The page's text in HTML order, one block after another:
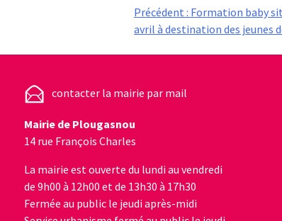
Navigation
de
l’article
Précédent : Formation baby
avril à destination des jeunes
contacter la mairie par mail
Mairie de Plougasnou
14 rue François Charles
La mairie est ouverte du lundi au vendredi
de 9h00 à 12h00 et de 13h30 à 17h30
Fermée au public le jeudi après-midi